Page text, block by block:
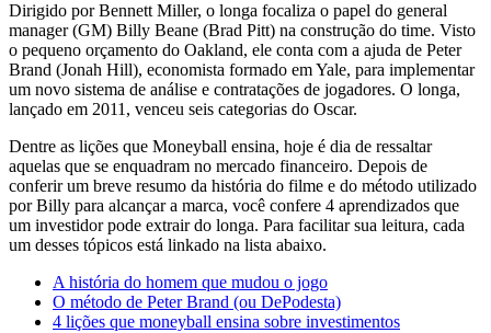
Dirigido por Bennett Miller, o longa focaliza o papel do general
manager (GM) Billy Beane (Brad Pitt) na construção do time. Visto
o pequeno orçamento do Oakland, ele conta com a ajuda de Peter
Brand (Jonah Hill), economista formado em Yale, para implementar
um novo sistema de análise e contratações de jogadores. O longa,
lançado em 2011, venceu seis categorias do Oscar.
Dentre as lições que Moneyball ensina, hoje é dia de ressaltar
aquelas que se enquadram no mercado financeiro. Depois de
conferir um breve resumo da história do filme e do método utilizado
por Billy para alcançar a marca, você confere 4 aprendizados que
um investidor pode extrair do longa. Para facilitar sua leitura, cada
um desses tópicos está linkado na lista abaixo.
A história do homem que mudou o jogo
O método de Peter Brand (ou DePodesta)
4 lições que moneyball ensina sobre investimentos